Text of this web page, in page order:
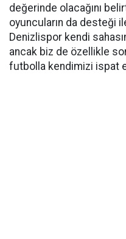
değerinde olacağını
oyuncuların da desteği
Denizlispor kendi
ancak biz de özellikle
futbolla kendimizi ispat